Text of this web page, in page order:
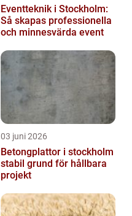
Eventteknik i Stockholm:
Så skapas professionella
och minnesvärda event
03 juni 2026
Betongplattor i stockholm
stabil grund för hållbara
projekt